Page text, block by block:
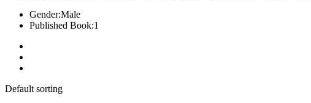
Gender:Male
Published Book:1
Default sorting